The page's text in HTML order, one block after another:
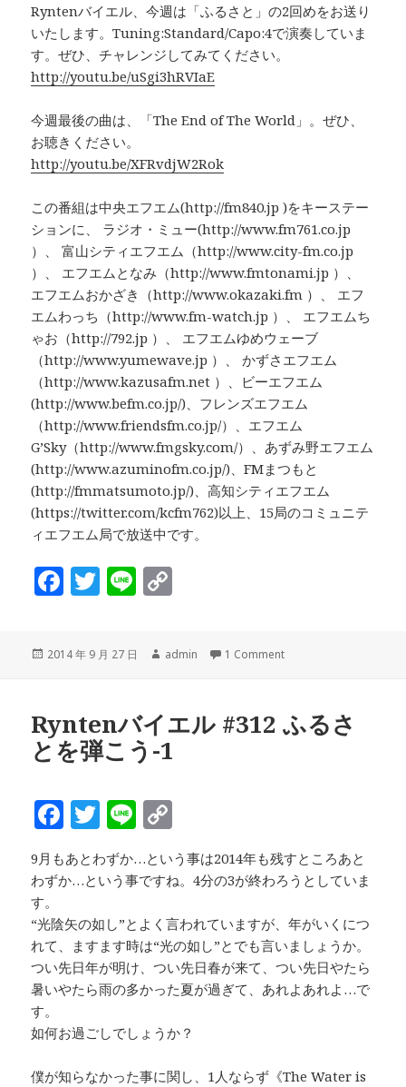
Ryntenバイエル、今週は「ふるさと」の2回めをお送り
いたします。Tuning:Standard/Capo:4で演奏していま
す。ぜひ、チャレンジしてみてください。
http://youtu.be/uSgi3hRVIaE
今週最後の曲は、「The End of The World」。ぜひ、
お聴きください。
http://youtu.be/XFRvdjW2Rok
この番組は中央エフエム(http://fm840.jp )をキーステー
ションに、 ラジオ・ミュー(http://www.fm761.co.jp
）、 富山シティエフエム（http://www.city-fm.co.jp
）、 エフエムとなみ（http://www.fmtonami.jp ）、
エフエムおかざき（http://www.okazaki.fm ）、 エフ
エムわっち（http://www.fm-watch.jp ）、 エフエムち
ゃお（http://792.jp ）、 エフエムゆめウェーブ
（http://www.yumewave.jp ）、 かずさエフエム
（http://www.kazusafm.net ）、ビーエフエム
(http://www.befm.co.jp/)、フレンズエフエム
（http://www.friendsfm.co.jp/）、エフエム
G’Sky（http://www.fmgsky.com/）、あずみ野エフエム
(http://www.azuminofm.co.jp/)、FMまつもと
(http://fmmatsumoto.jp/)、高知シティエフエム
(https://twitter.com/kcfm762)以上、15局のコミュニテ
ィエフエム局で放送中です。
F
c
e
o
o
T
it
te
Li
p
y
n
投
2014 年 9 月 27 日
作
admin 1 Comment
Ryntenバイエル #312 ふるさ
とを弾こう-1
F
a
c
b
o
o
k
T
w
it
te
r
Li
n
e
o
p
Li
n
k
9月もあとわずか…という事は2014年も残すところあと
わずか…という事ですね。4分の3が終わろうとしていま
す。
“光陰矢の如し”とよく言われていますが、年がいくにつ
れて、ますます時は“光の如し”とでも言いましょうか。
つい先日年が明け、つい先日春が来て、つい先日やたら
暑いやたら雨の多かった夏が過ぎて、あれよあれよ…で
す。
如何お過ごしでしょうか？
僕が知らなかった事に関し、1人ならず《The Water is